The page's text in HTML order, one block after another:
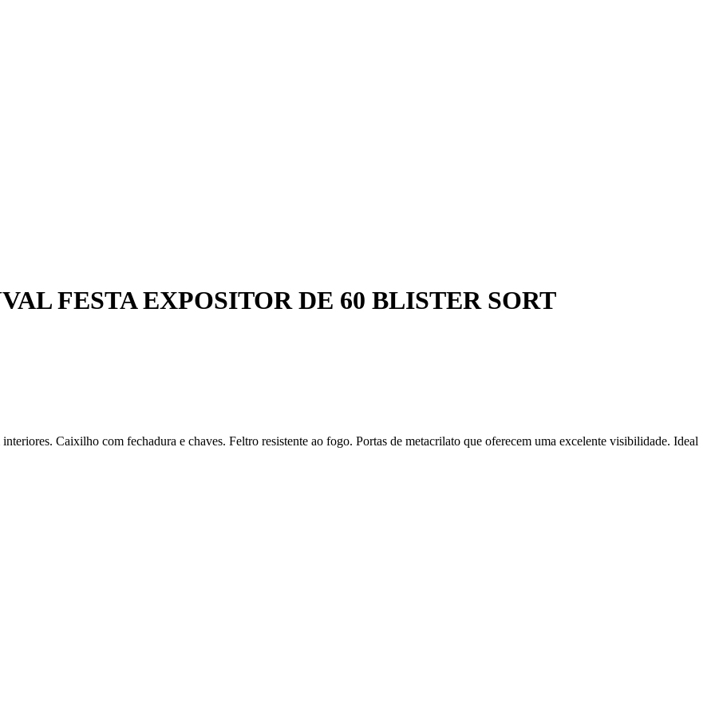
FESTA EXPOSITOR DE 60 BLISTER SORT
Caixilho com fechadura e chaves. Feltro resistente ao fogo. Portas de metacrilato que oferecem uma excelente visibilidade. Ideal